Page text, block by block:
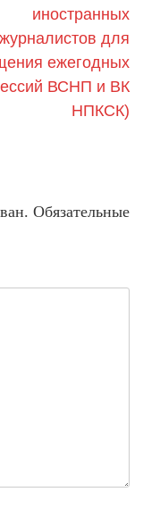
иностранных
журналистов для
ежегодных
ВСНП и ВК
НПКСК)
Обязательные